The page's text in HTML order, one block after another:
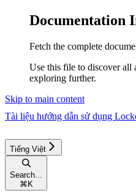
Documentation
Fetch the complete
Use this file to discover all
exploring further.
Skip to main content
Tài liệu hướng dẫn sử dụng
Tiếng Việt
Search...
⌘ K